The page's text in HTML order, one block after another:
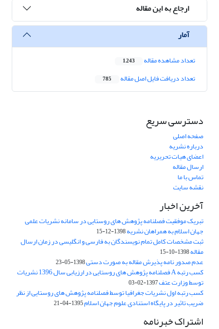
ارجاع به این مقاله
آمار
تعداد مشاهده مقاله 1,243
تعداد دریافت فایل اصل مقاله 785
دسترسی سریع
صفحه اصلی
درباره نشریه
اعضای هیات تحریریه
ارسال مقاله
تماس با ما
نقشه سایت
آخرین اخبار
تبریک موفقیت فصلنامه پژوهش های روستایی در سامانه نشریات علمی
جهان اسلام به همراهان نشریه1398-12-15
ثبت مشخصات کامل تمام نویسندگان به فارسی و انگلیسی در زمان ارسال
مقاله1398-10-15
عدم صدور نامه پذیرش مقاله به صورت دستی1398-05-23
کسب رتبه A فصلنامه پژوهش های روستایی در ارزیابی سال 1396 نشریات
توسط وزارت عتف1397-02-03
کسب رتبه اول نشریات جغرافیا توسط فصلنامه پژوهش های روستایی از نظر
ضریب تاثیر در پایگاه استنادی علوم جهان اسلام1395-04-21
اشتراک خبرنامه